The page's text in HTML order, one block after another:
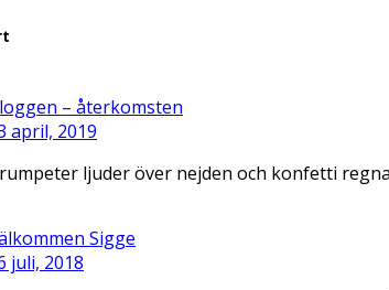
– återkomsten
april, 2019
ljuder över nejden och konfetti
Sigge
juli, 2018